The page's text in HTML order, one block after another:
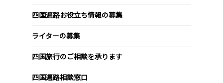
四国遍路お役立ち情報の募集
ライターの募集
四国旅行のご相談を承ります
四国遍路相談窓口